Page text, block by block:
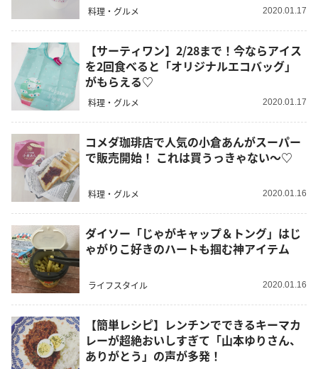
料理・グルメ 2020.01.17
【サーティワン】2/28まで！今ならアイス
を2回食べると「オリジナルエコバッグ」
がもらえる♡
料理・グルメ 2020.01.17
コメダ珈琲店で人気の小倉あんがスーパー
で販売開始！ これは買うっきゃない〜♡
料理・グルメ 2020.01.16
ダイソー「じゃがキャップ＆トング」はじ
ゃがりこ好きのハートも掴む神アイテム
ライフスタイル 2020.01.16
【簡単レシピ】レンチンでできるキーマカ
レーが超絶おいしすぎて「山本ゆりさん、
ありがとう」の声が多発！